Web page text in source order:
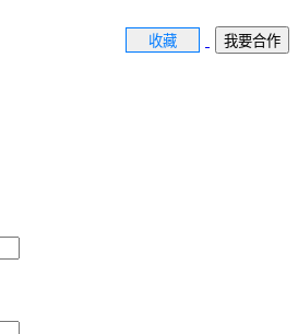
收藏 我要合作